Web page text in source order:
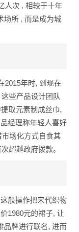
人次 , 相较于十年
场所 , 而是成为城
2015年时, 到现在
些产品设计团队
取元素制成丝巾,
经理称年轻人喜好
市场化方式自食其
超越政府拨款。
般操作把宋代织物
1980元的裙子, 让
品牌进行联名, 进而